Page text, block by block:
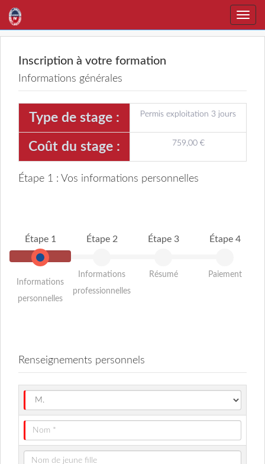
Toggle
Inscription à votre formation
Informations générales
Type de stage : Permis exploitation 3 jours
Coût du stage : 759,00 €
Étape 1 : Vos informations personnelles
Étape 1
Informations
personnelles
Étape 2
Informations
professionnelles
Étape 3
Résumé
Étape 4
Paiement
Renseignements personnels